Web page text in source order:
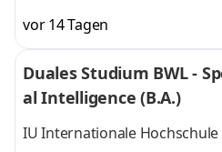
vor 14 Tagen
Duales Studium BWL -
al Intelligence (B.A.)
IU Internationale Hochschule